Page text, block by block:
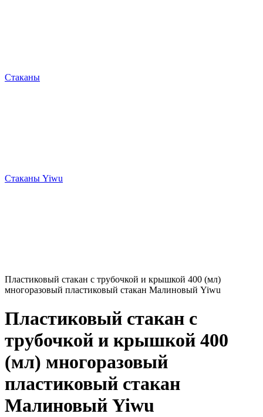
Стаканы
Стаканы Yiwu
Пластиковый стакан с трубочкой и крышкой 400 (мл)
многоразовый пластиковый стакан Малиновый Yiwu
Пластиковый стакан с
трубочкой и крышкой 400
(мл) многоразовый
пластиковый стакан
Малиновый Yiwu